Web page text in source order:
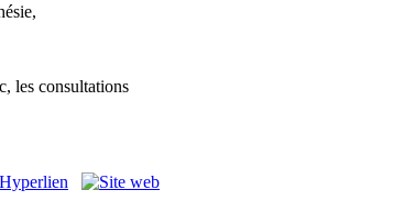
les consultations